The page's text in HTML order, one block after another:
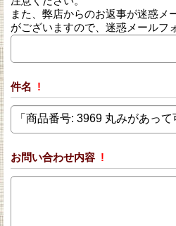
また、弊店からのお返事が迷惑メ
がございますので、迷惑メールフ
件名 !
お問い合わせ内容 !